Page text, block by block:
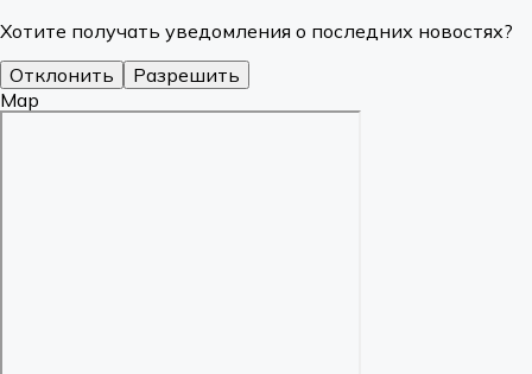
Хотите получать уведомления о последних новостях?
Отклонить
Разрешить
Map